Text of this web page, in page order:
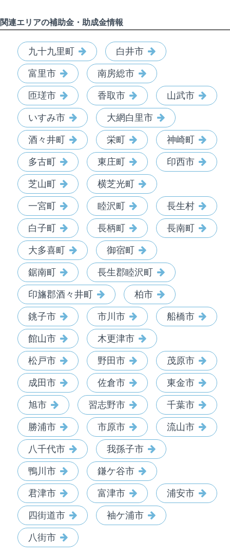
関連エリアの補助金・助成金情報
九十九里町 白井市
富里市 南房総市
匝瑳市 香取市 山武市
いすみ市 大網白里市
酒々井町 栄町 神崎町
多古町 東庄町 印西市
芝山町 横芝光町
一宮町 睦沢町 長生村
白子町 長柄町 長南町
大多喜町 御宿町
鋸南町 長生郡睦沢町
印旛郡酒々井町 柏市
銚子市 市川市 船橋市
館山市 木更津市
松戸市 野田市 茂原市
成田市 佐倉市 東金市
旭市 習志野市 千葉市
勝浦市 市原市 流山市
八千代市 我孫子市
鴨川市 鎌ケ谷市
君津市 富津市 浦安市
四街道市 袖ケ浦市
八街市